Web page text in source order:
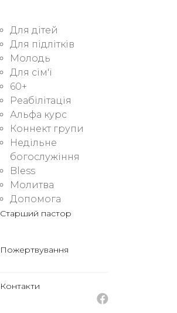
Для дітей
Для підлітків
Молодь
Для сім'ї
60+
Реабілітація
Альфа курс
Коннект групи
Недільне
богослужіння
Bless
Молитва
Допомога
Старший пастор
Пожертвування
Контакти